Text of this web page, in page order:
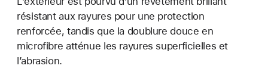
résistant aux rayures pour une protection
renforcée, tandis que la doublure douce en
microfibre atténue les rayures superficielles et
l’abrasion.